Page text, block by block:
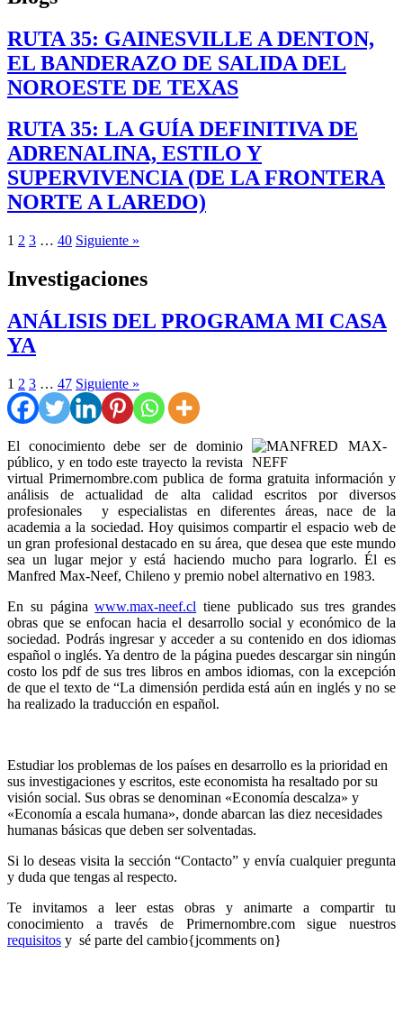
RUTA 35: GAINESVILLE A DENTON,
EL BANDERAZO DE SALIDA DEL
NOROESTE DE TEXAS
RUTA 35: LA GUÍA DEFINITIVA DE
ADRENALINA, ESTILO Y
SUPERVIVENCIA (DE LA FRONTERA
NORTE A LAREDO)
1 2 3 … 40 Siguiente »
Investigaciones
ANÁLISIS DEL PROGRAMA MI CASA
YA
1 2 3 … 47 Siguiente »
El conocimiento debe ser de dominio
público, y en todo este trayecto la revista
virtual Primernombre.com publica de forma gratuita información y
análisis de actualidad de alta calidad escritos por diversos
profesionales y especialistas en diferentes áreas, nace de la
academia a la sociedad. Hoy quisimos compartir el espacio web de
un gran profesional destacado en su área, que desea que este mundo
sea un lugar mejor y está haciendo mucho para lograrlo. Él es
Manfred Max-Neef, Chileno y premio nobel alternativo en 1983.
En su páginawww.max-neef.cl tiene publicado sus tres grandes
obras que se enfocan hacia el desarrollo social y económico de la
sociedad. Podrás ingresar y acceder a su contenido en dos idiomas
español o inglés. Ya dentro de la página puedes descargar sin ningún
costo los pdf de sus tres libros en ambos idiomas, con la excepción
de que el texto de “La dimensión perdida está aún en inglés y no se
ha realizado la traducción en español.
Estudiar los problemas de los países en desarrollo es la prioridad en
sus investigaciones y escritos, este economista ha resaltado por su
visión social. Sus obras se denominan «Economía descalza» y
«Economía a escala humana», donde abarcan las diez necesidades
humanas básicas que deben ser solventadas.
Si lo deseas visita la sección “Contacto” y envía cualquier pregunta
y duda que tengas al respecto.
Te invitamos a leer estas obras y animarte a compartir tu
conocimiento a través de Primernombre.com sigue nuestros
requisitos y sé parte del cambio{jcomments on}